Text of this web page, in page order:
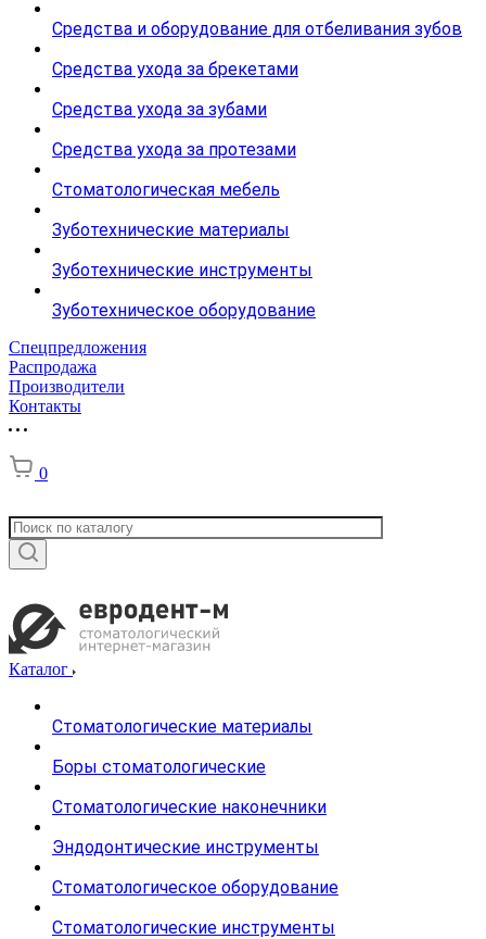
Средства и оборудование для отбеливания зубов
Средства ухода за брекетами
Средства ухода за зубами
Средства ухода за протезами
Стоматологическая мебель
Зуботехнические материалы
Зуботехнические инструменты
Зуботехническое оборудование
Спецпредложения
Распродажа
Производители
Контакты
0
Каталог
Стоматологические материалы
Боры стоматологические
Стоматологические наконечники
Эндодонтические инструменты
Стоматологическое оборудование
Стоматологические инструменты